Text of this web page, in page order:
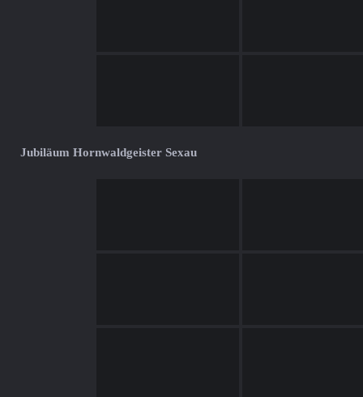
Jubiläum Hornwaldgeister Sexau